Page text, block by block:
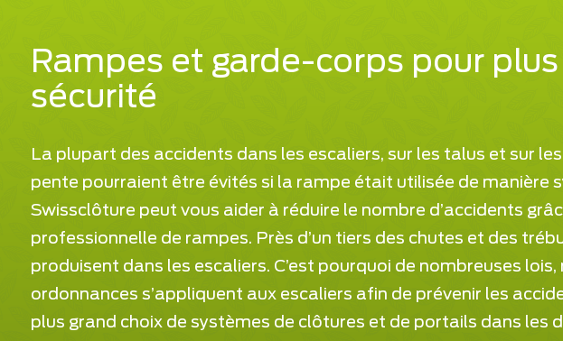
Rampes et garde-corps pour
sécurité
La plupart des accidents dans les escaliers, sur les talus et sur
pente pourraient être évités si la rampe était utilisée de manière
Swissclôture peut vous aider à réduire le nombre d’accidents
professionnelle de rampes. Près d’un tiers des chutes et des
produisent dans les escaliers. C’est pourquoi de nombreuses
ordonnances s’appliquent aux escaliers afin de prévenir les
plus grand choix de systèmes de clôtures et de portails dans les